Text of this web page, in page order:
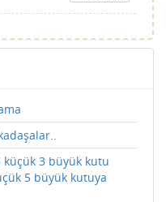
3 büyük kutu
5 büyük kutuya